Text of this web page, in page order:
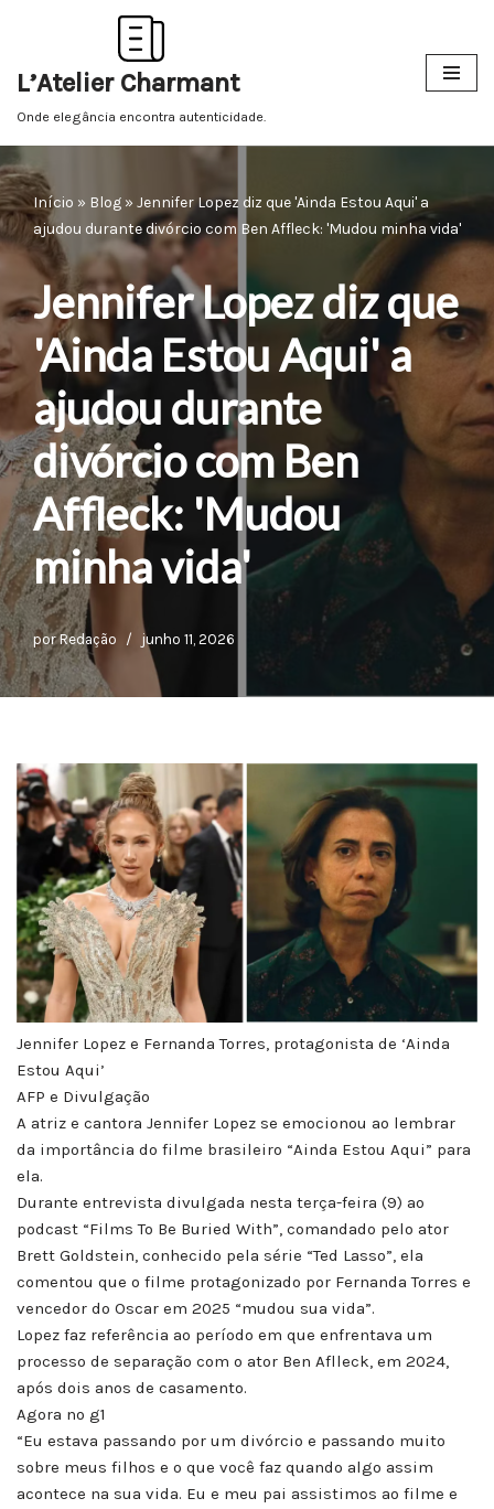
para
o
L’Atelier Charmant
Onde elegância encontra autenticidade.
Início » Blog » Jennifer Lopez diz que 'Ainda Estou Aqui' a
ajudou durante divórcio com Ben Affleck: 'Mudou minha vida'
Jennifer Lopez diz que
'Ainda Estou Aqui' a
ajudou durante
divórcio com Ben
Affleck: 'Mudou
minha vida'
porRedação junho 11, 2026
Jennifer Lopez e Fernanda Torres, protagonista de ‘Ainda
Estou Aqui’
AFP e Divulgação
A atriz e cantora Jennifer Lopez se emocionou ao lembrar
da importância do filme brasileiro “Ainda Estou Aqui” para
ela.
Durante entrevista divulgada nesta terça-feira (9) ao
podcast “Films To Be Buried With”, comandado pelo ator
Brett Goldstein, conhecido pela série “Ted Lasso”, ela
comentou que o filme protagonizado por Fernanda Torres e
vencedor do Oscar em 2025 “mudou sua vida”.
Lopez faz referência ao período em que enfrentava um
processo de separação com o ator Ben Aflleck, em 2024,
após dois anos de casamento.
Agora no g1
“Eu estava passando por um divórcio e passando muito
sobre meus filhos e o que você faz quando algo assim
acontece na sua vida. Eu e meu pai assistimos ao filme e